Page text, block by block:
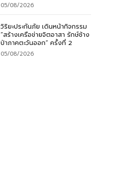
05/08/2026
วิริยะประกันภัย เดินหน้ากิจกรรม
“สร้างเครือข่ายจิตอาสา รักษ์ช้าง
ป่าภาคตะวันออก” ครั้งที่ 2
05/08/2026